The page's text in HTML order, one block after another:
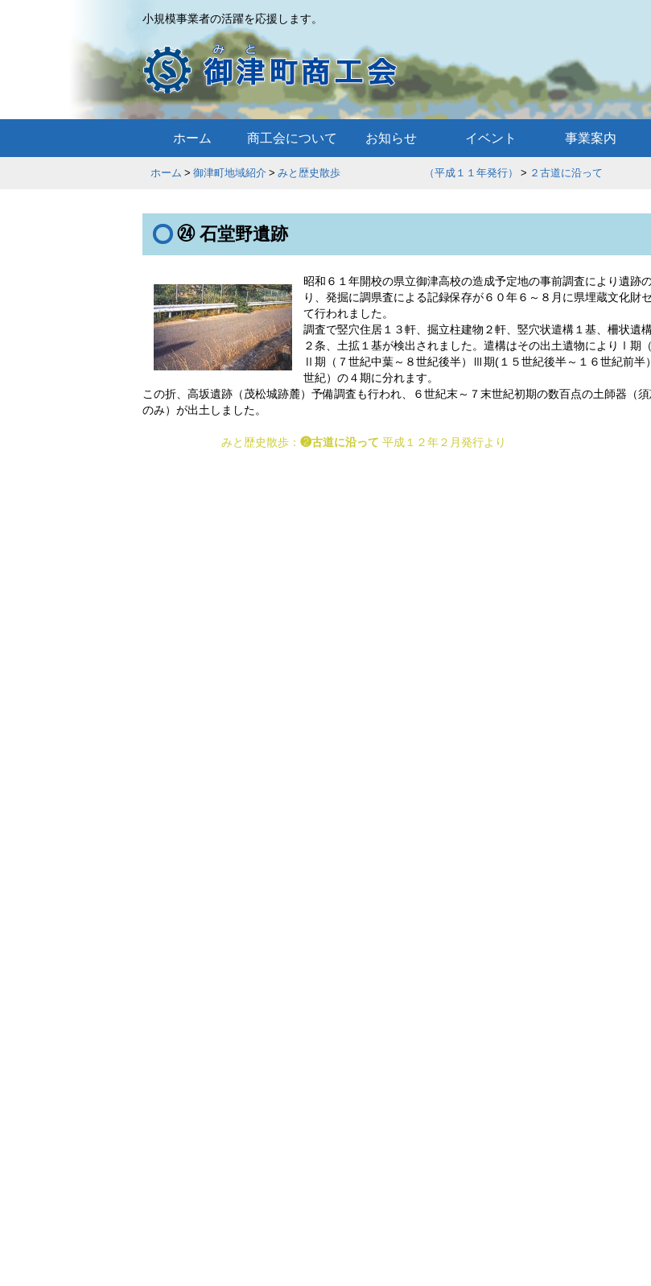
小規模事業者の活躍を応援します。
ホーム 商工会について お知らせ イベント 事業案内
ホーム 御津町地域紹介 みと歴史散歩 （平成１１年発行） ２古道に沿って (
㉔ 石堂野遺跡
昭和６１年開校の県立御津高校の造成予定地の事前調査により遺跡
り、発掘に調県査による記録保存が６０年６～８月に県埋蔵文化財
て行われました。
調査で竪穴住居１３軒、掘立柱建物２軒、竪穴状遣構１基、柵状遺
２条、土拡１基が検出されました。遣構はその出土遺物によりⅠ期（
Ⅱ期（７世紀中葉～８世紀後半）Ⅲ期(１５世紀後半～１６世紀前半
世紀）の４期に分れます。
この折、高坂遺跡（茂松城跡麓）予備調査も行われ、６世紀末～７末世紀初期の数百点の土師器（
のみ）が出土しました。
みと歴史散歩 ： ❷古道に沿って 平成１２年２月発行より